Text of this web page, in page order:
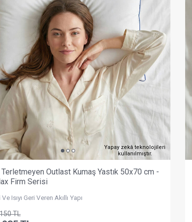
Yapay zekâ teknolojileri
kullanılmıştır.
Terletmeyen Outlast Kumaş Yastık 50x70 cm -
Firm Serisi
Isıyı Geri Veren Akıllı Yapı
TL